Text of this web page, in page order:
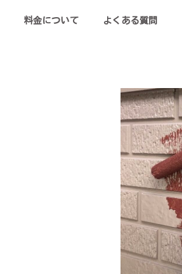
料金について よくある質問